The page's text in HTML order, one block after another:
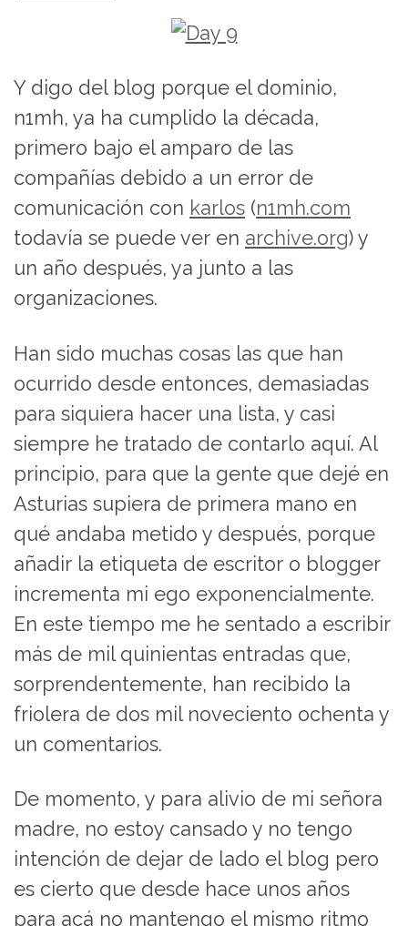
Y digo del blog porque el dominio,
n1mh, ya ha cumplido la década,
primero bajo el amparo de las
compañías debido a un error de
comunicación con karlos (n1mh.com
todavía se puede ver en archive.org) y
un año después, ya junto a las
organizaciones.
Han sido muchas cosas las que han
ocurrido desde entonces, demasiadas
para siquiera hacer una lista, y casi
siempre he tratado de contarlo aquí. Al
principio, para que la gente que dejé en
Asturias supiera de primera mano en
qué andaba metido y después, porque
añadir la etiqueta de escritor o blogger
incrementa mi ego exponencialmente.
En este tiempo me he sentado a escribir
más de mil quinientas entradas que,
sorprendentemente, han recibido la
friolera de dos mil noveciento ochenta y
un comentarios.
De momento, y para alivio de mi señora
madre, no estoy cansado y no tengo
intención de dejar de lado el blog pero
es cierto que desde hace unos años
para acá no mantengo el mismo ritmo